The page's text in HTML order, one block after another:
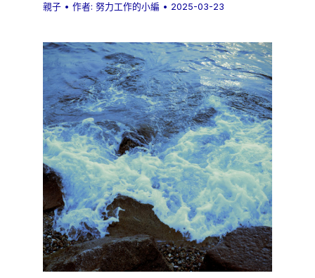
親子 • 作者:努力工作的小編 • 2025-03-23